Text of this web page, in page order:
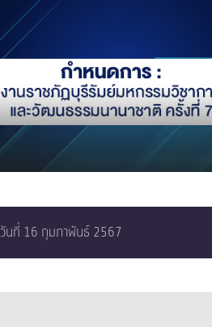
วันที่ 16 กุมภาพันธ์ 2567